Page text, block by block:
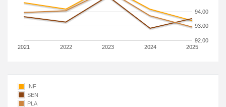
2021 2022 2023 2024 2025
92.00
93.00
94.00
INF
SEN
PLA